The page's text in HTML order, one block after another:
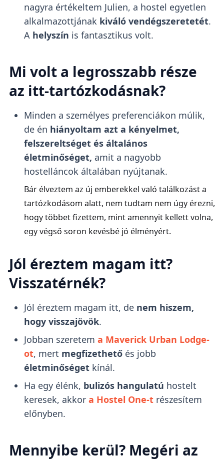
nagyra értékeltem Julien, a hostel egyetlen
alkalmazottjának kiváló vendégszeretetét.
A helyszín is fantasztikus volt.
Mi volt a legrosszabb része
az itt-tartózkodásnak?
Minden a személyes preferenciákon múlik,
de én hiányoltam azt a kényelmet,
felszereltséget és általános
életminőséget, amit a nagyobb
hostelláncok általában nyújtanak.
Bár élveztem az új emberekkel való találkozást a
tartózkodásom alatt, nem tudtam nem úgy érezni,
hogy többet fizettem, mint amennyit kellett volna,
egy végső soron kevésbé jó élményért.
Jól éreztem magam itt?
Visszatérnék?
Jól éreztem magam itt, de nem hiszem,
hogy visszajövök.
Jobban szeretem a Maverick Urban Lodge-
ot, mert megfizethetőés jobb
életminőségetkínál.
Ha egy élénk, bulizós hangulatú hostelt
keresek, akkor a Hostel One-trészesítem
előnyben.
Mennyibe kerül? Megéri az